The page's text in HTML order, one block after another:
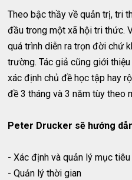
Theo bậc thầy về quản trị, tri
đầu trong một xã hội tri thức.
quá trình diễn ra trọn đời chứ
trường. Tác giả cũng giới
xác định chủ đề học tập hay
đề 3 tháng và 3 năm tùy theo
Peter Drucker sẽ hướng
- Xác định và quản lý mục tiêu
- Quản lý thời gian